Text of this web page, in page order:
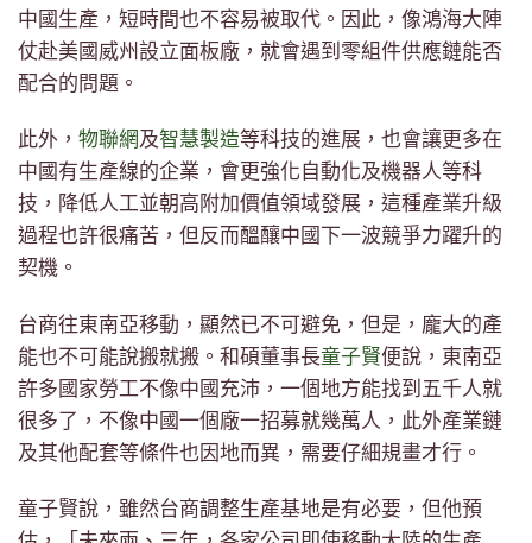
中國生產，短時間也不容易被取代。因此，像鴻海大陣
仗赴美國威州設立面板廠，就會遇到零組件供應鏈能否
配合的問題。
此外， 物聯網及智慧製造等科技的進展，也會讓更多在
中國有生產線的企業，會更強化自動化及機器人等科
技，降低人工並朝高附加價值領域發展，這種產業升級
過程也許很痛苦，但反而醞釀中國下一波競爭力躍升的
契機。
台商往東南亞移動，顯然已不可避免，但是，龐大的產
能也不可能說搬就搬。和碩董事長童子賢便說，東南亞
許多國家勞工不像中國充沛，一個地方能找到五千人就
很多了，不像中國一個廠一招募就幾萬人，此外產業鏈
及其他配套等條件也因地而異，需要仔細規畫才行。
童子賢說，雖然台商調整生產基地是有必要，但他預